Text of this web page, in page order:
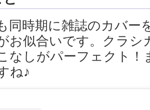
同時期に雑誌のカバー
お似合いです。クラシ
なしがパーフェクト！
ね♪